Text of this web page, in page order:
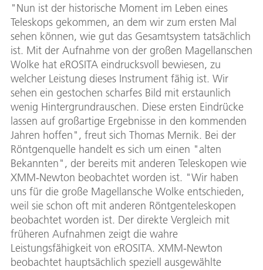
"Nun ist der historische Moment im Leben eines
Teleskops gekommen, an dem wir zum ersten Mal
sehen können, wie gut das Gesamtsystem tatsächlich
ist. Mit der Aufnahme von der großen Magellanschen
Wolke hat eROSITA eindrucksvoll bewiesen, zu
welcher Leistung dieses Instrument fähig ist. Wir
sehen ein gestochen scharfes Bild mit erstaunlich
wenig Hintergrundrauschen. Diese ersten Eindrücke
lassen auf großartige Ergebnisse in den kommenden
Jahren hoffen", freut sich Thomas Mernik. Bei der
Röntgenquelle handelt es sich um einen "alten
Bekannten", der bereits mit anderen Teleskopen wie
XMM-Newton beobachtet worden ist. "Wir haben
uns für die große Magellansche Wolke entschieden,
weil sie schon oft mit anderen Röntgenteleskopen
beobachtet worden ist. Der direkte Vergleich mit
früheren Aufnahmen zeigt die wahre
Leistungsfähigkeit von eROSITA. XMM-Newton
beobachtet hauptsächlich speziell ausgewählte